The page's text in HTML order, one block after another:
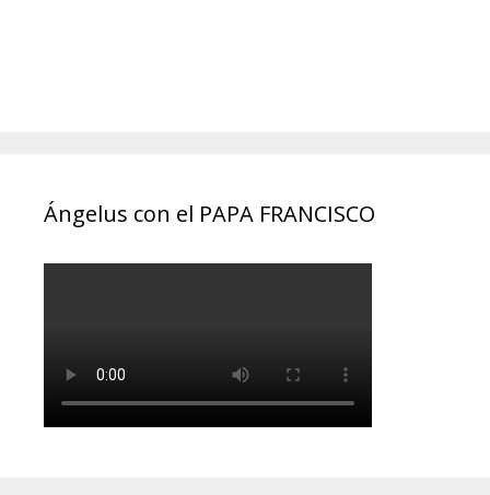
Ángelus con el PAPA FRANCISCO